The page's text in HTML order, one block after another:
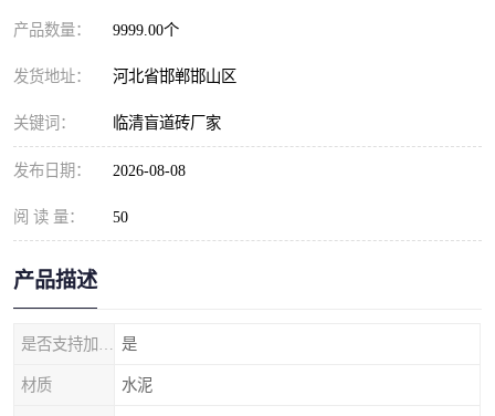
产品数量： 9999.00个
发货地址： 河北省邯郸邯山区
关键词： 临清盲道砖厂家
发布日期： 2026-08-08
阅 读 量： 50
产品描述
是
材质 水泥